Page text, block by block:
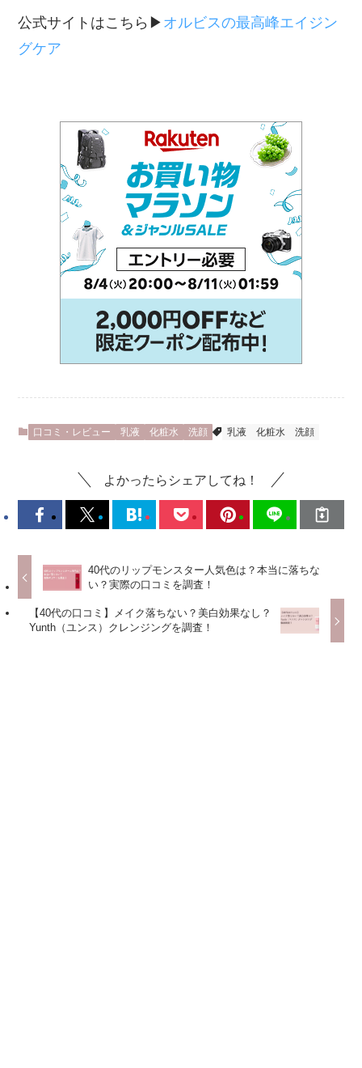
公式サイトはこちら▶︎ オルビスの最高峰エイジン
グケア
口コミ・レビュー 乳液 化粧水 洗顔 乳液 化粧水 洗顔
よかったらシェアしてね！
40代のリップモンスター人気色は？本当に落ちな
い？実際の口コミを調査！
【40代の口コミ】メイク落ちない？美白効果なし？
Yunth（ユンス）クレンジングを調査！